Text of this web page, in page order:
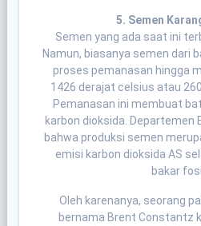
5. Semen
Semen yang ada saat ini
Namun, biasanya semen dari
proses pemanasan hingga
1426 derajat celsius atau
Pemanasan ini membuat
karbon dioksida. Departemen
bahwa produksi semen
emisi karbon dioksida AS
bakar fosil.
Oleh karenanya, seorang
bernama Brent Constantz